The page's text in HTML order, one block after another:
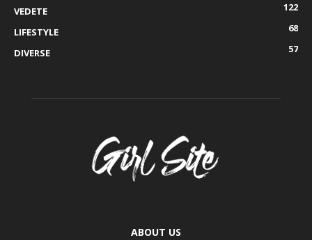
VEDETE
122
LIFESTYLE
68
DIVERSE
57
ABOUT US